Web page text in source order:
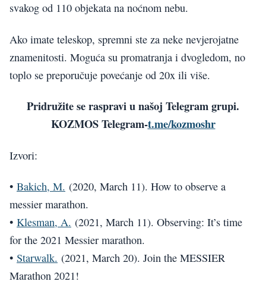
svakog od 110 objekata na noćnom nebu.
Ako imate teleskop, spremni ste za neke nevjerojatne
znamenitosti. Moguća su promatranja i dvogledom, no
toplo se preporučuje povećanje od 20x ili više.
Pridružite se raspravi u našoj Telegram grupi.
KOZMOS Telegram-t.me/kozmoshr
Izvori:
• Bakich, M. (2020, March 11). How to observe a
messier marathon.
• Klesman, A. (2021, March 11). Observing: It’s time
for the 2021 Messier marathon.
• Starwalk. (2021, March 20). Join the MESSIER
Marathon 2021!